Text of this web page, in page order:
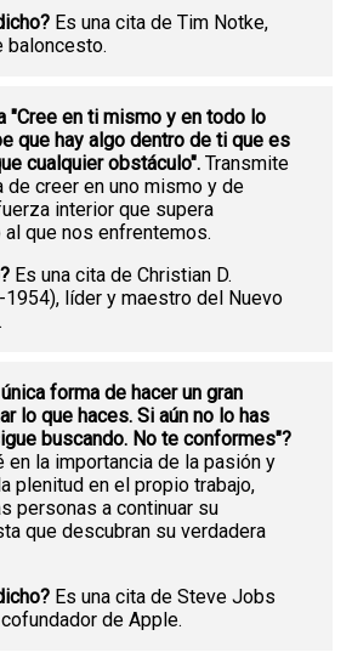
Es una cita de Tim Notke,
baloncesto.
"Cree en ti mismo y en todo lo
que hay algo dentro de ti que es
cualquier obstáculo". Transmite
de creer en uno mismo y de
interior que supera
que nos enfrentemos.
Es una cita de Christian D.
líder y maestro del Nuevo
forma de hacer un gran
lo que haces. Si aún no lo has
buscando. No te conformes"?
en la importancia de la pasión y
plenitud en el propio trabajo,
personas a continuar su
que descubran su verdadera
Es una cita de Steve Jobs
de Apple.